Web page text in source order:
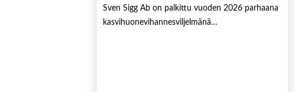
Sven Sigg Ab on palkittu vuoden 2026 parhaana
kasvihuonevihannesviljelmänä…